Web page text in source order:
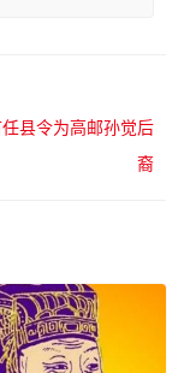
县令为高邮孙觉后
裔